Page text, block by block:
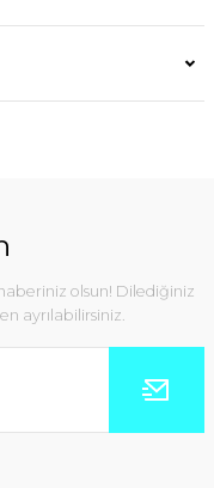
olsun! Dilediğiniz
ayrılabilirsiniz.